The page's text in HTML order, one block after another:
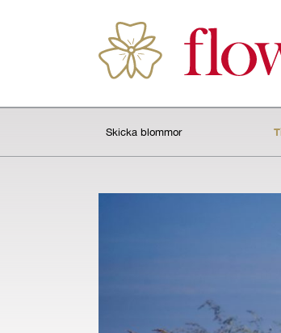
Skicka blommor